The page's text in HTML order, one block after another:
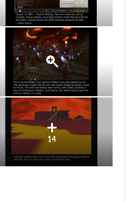
14